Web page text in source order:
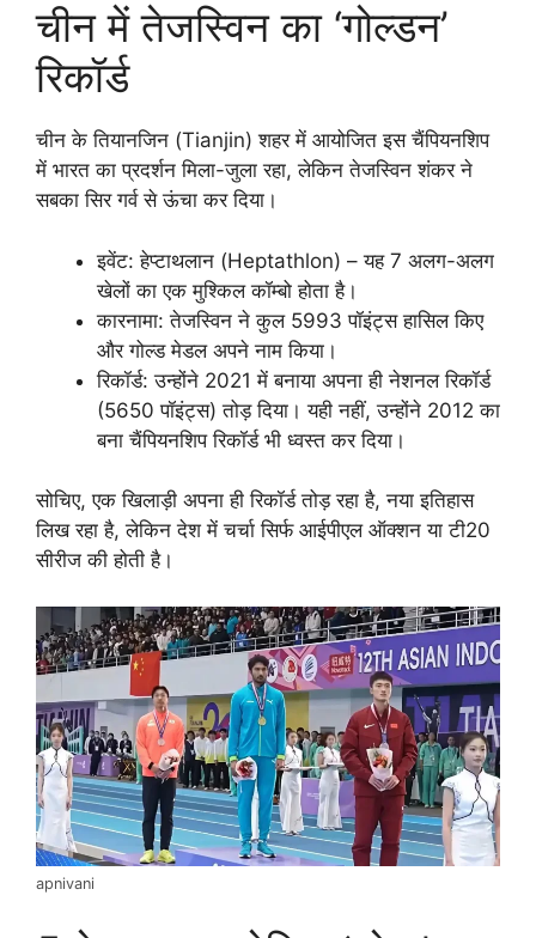
चीन में तेजस्विन का ‘गोल्डन’
रिकॉर्ड
चीन के तियानजिन (Tianjin) शहर में आयोजित इस चैंपियनशिप
में भारत का प्रदर्शन मिला-जुला रहा, लेकिन तेजस्विन शंकर ने
सबका सिर गर्व से ऊंचा कर दिया।
इवेंट: हेप्टाथलान (Heptathlon) – यह 7 अलग-अलग
खेलों का एक मुश्किल कॉम्बो होता है।
कारनामा: तेजस्विन ने कुल 5993 पॉइंट्स हासिल किए
और गोल्ड मेडल अपने नाम किया।
रिकॉर्ड: उन्होंने 2021 में बनाया अपना ही नेशनल रिकॉर्ड
(5650 पॉइंट्स) तोड़ दिया। यही नहीं, उन्होंने 2012 का
बना चैंपियनशिप रिकॉर्ड भी ध्वस्त कर दिया।
सोचिए, एक खिलाड़ी अपना ही रिकॉर्ड तोड़ रहा है, नया इतिहास
लिख रहा है, लेकिन देश में चर्चा सिर्फ आईपीएल ऑक्शन या टी20
सीरीज की होती है।
apnivani